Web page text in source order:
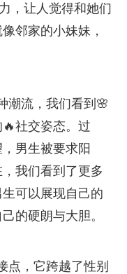
，让人觉得和她们
邻家的小妹妹，
潮流，我们看到🌸
社交姿态。过
男生被要求阳
我们看到了更多
可以展现自己的
的硬朗与大胆。
点，它跨越了性别